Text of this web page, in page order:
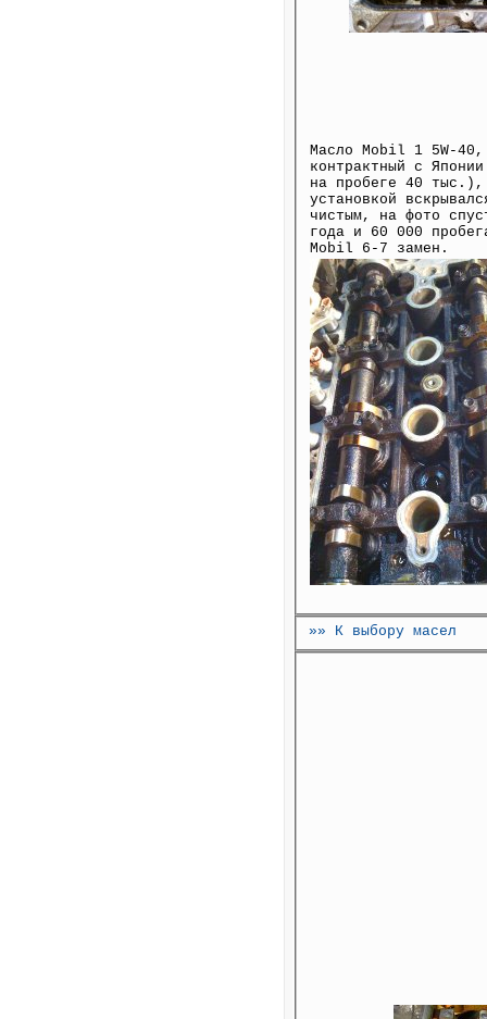
Масло Mobil 1 5W-40,
контрактный с
на пробеге 40 тыс.),
установкой
чистым, на фото
года и 60 000
Mobil 6-7 замен.
»» К выбору масел